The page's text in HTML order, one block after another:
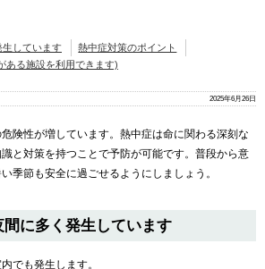
しています
熱中症対策のポイント
ある施設を利用できます)
2025年6月26日
険性が増しています。熱中症は命に関わる深刻な
と対策を持つことで予防が可能です。普段から意
季節も安全に過ごせるようにしましょう。
に多く発生しています
でも発生します。